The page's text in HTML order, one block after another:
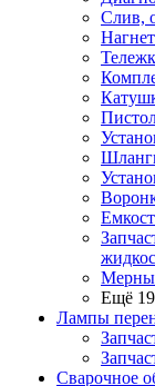
Слив,
Ещё 19
Лампы
Сварочное